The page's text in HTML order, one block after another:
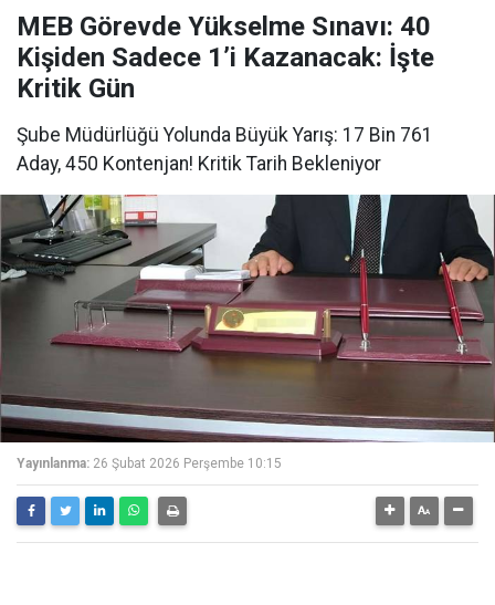
MEB Görevde Yükselme Sınavı: 40
Kişiden Sadece 1’i Kazanacak: İşte
Kritik Gün
Şube Müdürlüğü Yolunda Büyük Yarış: 17 Bin 761
Aday, 450 Kontenjan! Kritik Tarih Bekleniyor
Yayınlanma: 26 Şubat 2026 Perşembe 10:15